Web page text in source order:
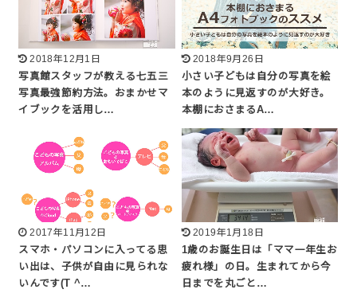
2018年12月1日
写真館スタッフが教える七五三
写真最強節約方法。おまかせマ
イブックを活用し…
2018年9月26日
小さい子どもは自分の写真を絵
本のように見返すのが大好き。
本棚におさまるA…
2017年11月12日
スマホ・パソコンに入ってる思
い出は、子供が自由に見られな
いんです(T ^…
2019年1月18日
1歳のお誕生日は「ママ一年生お
疲れ様」の日。生まれてから今
日までを丸ごと…